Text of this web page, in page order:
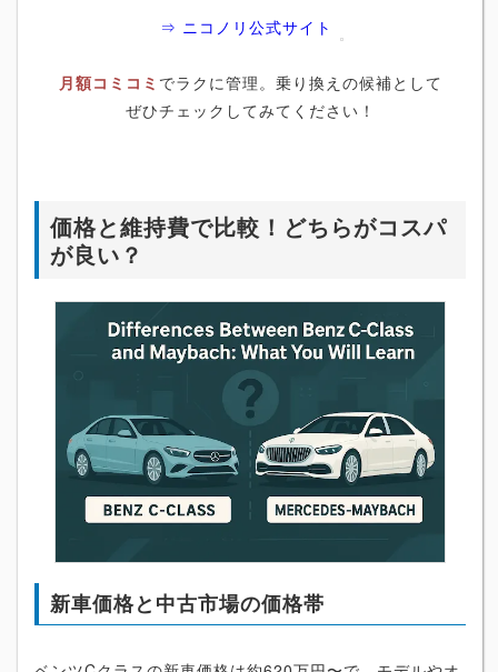
⇒ ニコノリ公式サイト
月額コミコミ でラクに管理。乗り換えの候補として
ぜひチェックしてみてください！
価格と維持費で比較！どちらがコスパ
が良い？
新車価格と中古市場の価格帯